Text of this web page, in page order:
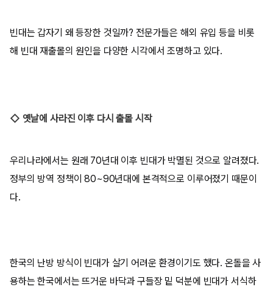
빈대는 갑자기 왜 등장한 것일까? 전문가들은 해외 유입 등을 비롯
해 빈대 재출몰의 원인을 다양한 시각에서 조명하고 있다.
◇ 옛날에 사라진 이후 다시 출몰 시작
우리나라에서는 원래 70년대 이후 빈대가 박멸된 것으로 알려졌다.
정부의 방역 정책이 80~90년대에 본격적으로 이루어졌기 때문이
다.
한국의 난방 방식이 빈대가 살기 어려운 환경이기도 했다. 온돌을 사
용하는 한국에서는 뜨거운 바닥과 구들장 밑 덕분에 빈대가 서식하